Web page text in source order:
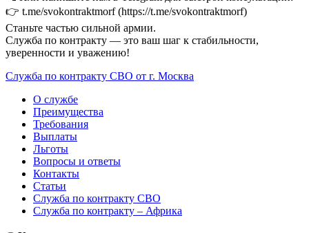
👉 t.me/svokontraktmorf (https://t.me/svokontraktmorf)
Станьте частью сильной армии.
Служба по контракту — это ваш шаг к стабильности,
уверенности и уважению!
Служба по контракту СВО от г. Москва
О службе
Преимущества
Требования
Выплаты
Льготы
Вопросы и ответы
Контакты
Статьи
Служба по контракту СВО
Служба по контракту – Африка